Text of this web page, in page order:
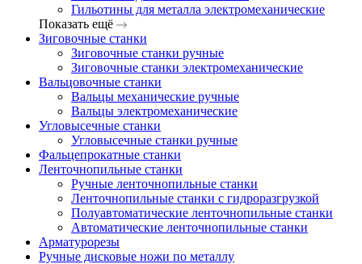
Гильотины для металла электромеханические
Показать ещё
Зиговочные станки
Зиговочные станки ручные
Зиговочные станки электромеханические
Вальцовочные станки
Вальцы механические ручные
Вальцы электромеханические
Угловысечные станки
Угловысечные станки ручные
Фальцепрокатные станки
Ленточнопильные станки
Ручные ленточнопильные станки
Ленточнопильные станки с гидроразгрузкой
Полуавтоматические ленточнопильные станки
Автоматические ленточнопильные станки
Арматурорезы
Ручные дисковые ножи по металлу